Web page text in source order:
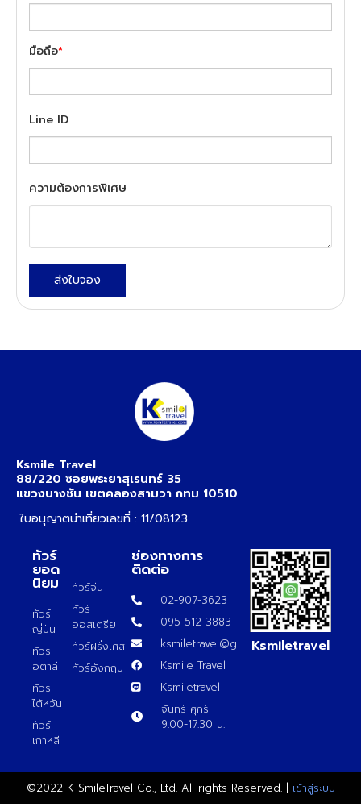
มือถือ*
Line ID
ความต้องการพิเศษ
ส่งใบจอง
Ksmile Travel
88/220 ซอยพระยาสุเรนทร์ 35
แขวงบางชัน เขตคลองสามวา กทม 10510
ใบอนุญาตนำเที่ยวเลขที่ : 11/08123
ทัวร์
ยอด
นิยม
ทัวร์
ญี่ปุ่น
ทัวร์
อิตาลี
ทัวร์
ไต้หวัน
ทัวร์
เกาหลี
ทัวร์จีน
ทัวร์
ออสเตรีย
ทัวร์ฝรั่งเศส
ทัวร์อังกฤษ
ช่องทางการ
ติดต่อ
02-907-3623
095-512-3883
ksmiletravel@gmail.com
Ksmile Travel
Ksmiletravel
จันทร์-ศุกร์
9.00-17.30 น.
Ksmiletravel
©2022 K SmileTravel Co., Ltd. All rights Reserved. | เข้าสู่ระบบ